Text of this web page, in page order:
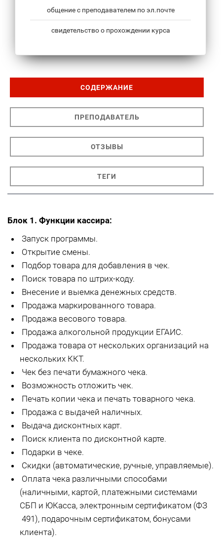
общение с преподавателем по эл.почте
свидетельство о прохождении курса
СОДЕРЖАНИЕ
ПРЕПОДАВАТЕЛЬ
ОТЗЫВЫ
ТЕГИ
Блок 1. Функции кассира:
Запуск программы.
Открытие смены.
Подбор товара для добавления в чек.
Поиск товара по штрих-коду.
Внесение и выемка денежных средств.
Продажа маркированного товара.
Продажа весового товара.
Продажа алкогольной продукции ЕГАИС.
Продажа товара от нескольких организаций на
нескольких ККТ.
Чек без печати бумажного чека.
Возможность отложить чек.
Печать копии чека и печать товарного чека.
Продажа с выдачей наличных.
Выдача дисконтных карт.
Поиск клиента по дисконтной карте.
Подарки в чеке.
Скидки (автоматические, ручные, управляемые).
Оплата чека различными способами
(наличными, картой, платежными системами
СБП и ЮКасса, электронным сертификатом (ФЗ
491), подарочным сертификатом, бонусами
клиента).